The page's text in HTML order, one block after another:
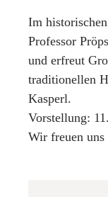
Im
Professor
und erfreut
traditionellen
Kasperl.
Vorstellung:
Wir freuen uns